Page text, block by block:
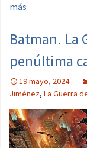
más
Batman. La
penúltima
19 mayo, 2024
Jiménez, La Guerra